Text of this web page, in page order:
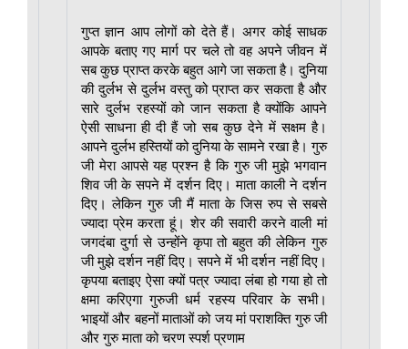
गुप्त ज्ञान आप लोगों को देते हैं। अगर कोई साधक
आपके बताए गए मार्ग पर चले तो वह अपने जीवन में
सब कुछ प्राप्त करके बहुत आगे जा सकता है। दुनिया
की दुर्लभ से दुर्लभ वस्तु को प्राप्त कर सकता है और
सारे दुर्लभ रहस्यों को जान सकता है क्योंकि आपने
ऐसी साधना ही दी हैं जो सब कुछ देने में सक्षम है।
आपने दुर्लभ हस्तियों को दुनिया के सामने रखा है। गुरु
जी मेरा आपसे यह प्रश्न है कि गुरु जी मुझे भगवान
शिव जी के सपने में दर्शन दिए। माता काली ने दर्शन
दिए। लेकिन गुरु जी मैं माता के जिस रुप से सबसे
ज्यादा प्रेम करता हूं। शेर की सवारी करने वाली मां
जगदंबा दुर्गा से उन्होंने कृपा तो बहुत की लेकिन गुरु
जी मुझे दर्शन नहीं दिए। सपने में भी दर्शन नहीं दिए।
कृपया बताइए ऐसा क्यों पत्र ज्यादा लंबा हो गया हो तो
क्षमा करिएगा गुरुजी धर्म रहस्य परिवार के सभी।
भाइयों और बहनों माताओं को जय मां पराशक्ति गुरु जी
और गुरु माता को चरण स्पर्श प्रणाम